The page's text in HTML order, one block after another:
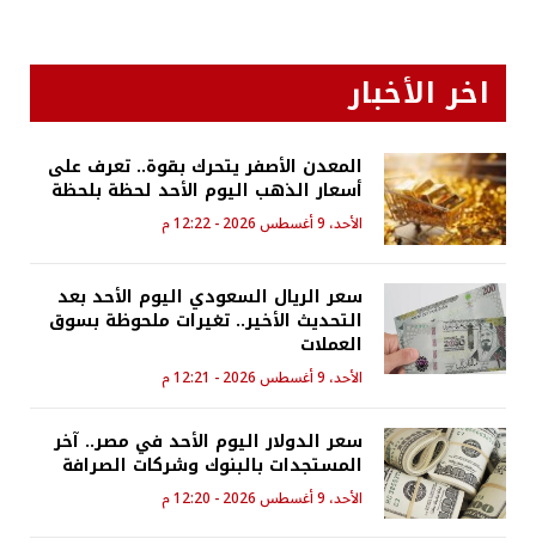
اخر الأخبار
المعدن الأصفر يتحرك بقوة.. تعرف على
أسعار الذهب اليوم الأحد لحظة بلحظة
الأحد، 9 أغسطس 2026 - 12:22 م
سعر الريال السعودي اليوم الأحد بعد
التحديث الأخير.. تغيرات ملحوظة بسوق
العملات
الأحد، 9 أغسطس 2026 - 12:21 م
سعر الدولار اليوم الأحد في مصر.. آخر
المستجدات بالبنوك وشركات الصرافة
الأحد، 9 أغسطس 2026 - 12:20 م